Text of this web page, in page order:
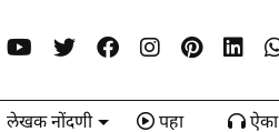
लेखक नोंदणी पहा ऐका